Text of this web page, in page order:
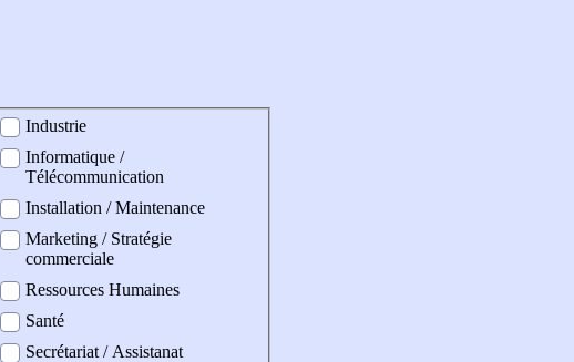
Industrie
Informatique /
Télécommunication
Installation / Maintenance
Marketing / Stratégie
commerciale
Ressources Humaines
Santé
Secrétariat / Assistanat